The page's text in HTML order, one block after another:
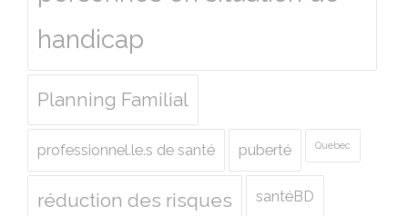
handicap
Planning Familial
professionnel.le.s de santé puberté Quebec
réduction des risques santéBD